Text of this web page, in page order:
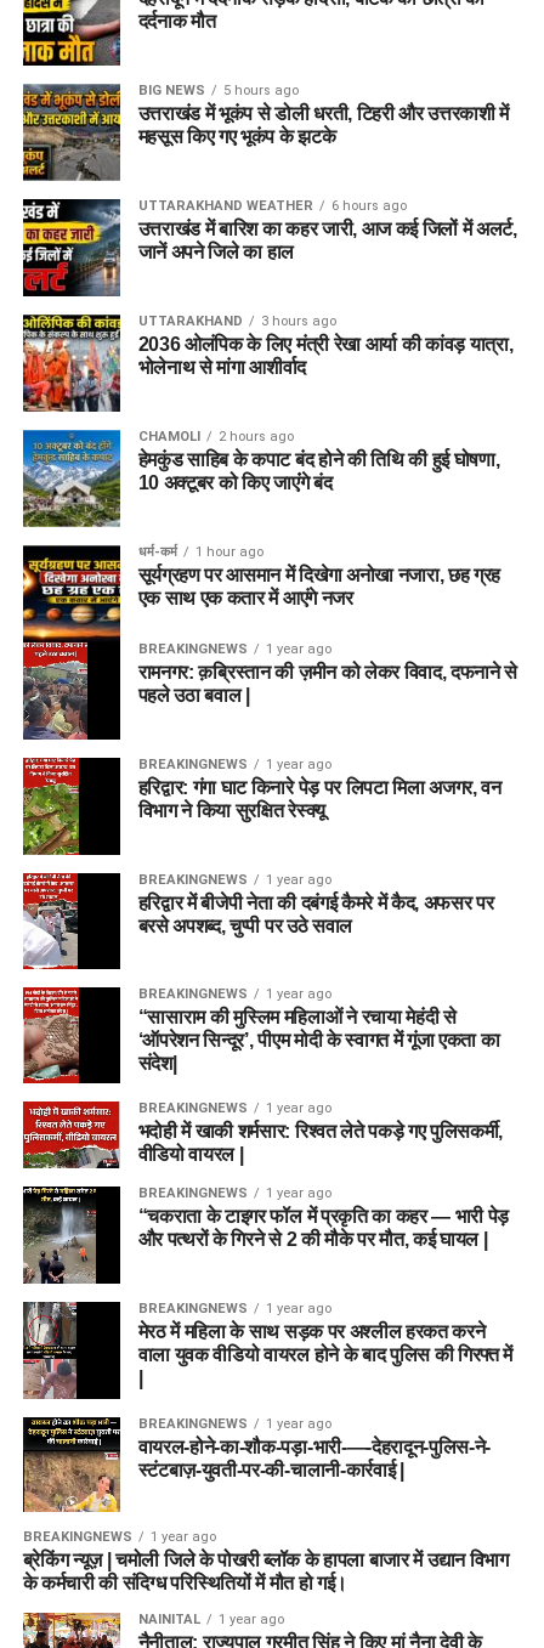
दर्दनाक मौत
BIG NEWS 5 hours ago
उत्तराखंड में भूकंप से डोली धरती, टिहरी और उत्तरकाशी में
महसूस किए गए भूकंप के झटके
UTTARAKHAND WEATHER 6 hours ago
उत्तराखंड में बारिश का कहर जारी, आज कई जिलों में अलर्ट,
जानें अपने जिले का हाल
UTTARAKHAND 3 hours ago
2036 ओलंपिक के लिए मंत्री रेखा आर्या की कांवड़ यात्रा,
भोलेनाथ से मांगा आशीर्वाद
CHAMOLI 2 hours ago
हेमकुंड साहिब के कपाट बंद होने की तिथि की हुई घोषणा,
10 अक्टूबर को किए जाएंंगे बंद
धर्म-कर्म 1 hour ago
सूर्यग्रहण पर आसमान में दिखेगा अनोखा नजारा, छह ग्रह
एक साथ एक कतार में आएंगे नजर
BREAKINGNEWS 1 year ago
रामनगर: क़ब्रिस्तान की ज़मीन को लेकर विवाद, दफनाने से
पहले उठा बवाल |
BREAKINGNEWS 1 year ago
हरिद्वार: गंगा घाट किनारे पेड़ पर लिपटा मिला अजगर, वन
विभाग ने किया सुरक्षित रेस्क्यू
BREAKINGNEWS 1 year ago
हरिद्वार में बीजेपी नेता की दबंगई कैमरे में कैद, अफसर पर
बरसे अपशब्द, चुप्पी पर उठे सवाल
BREAKINGNEWS 1 year ago
“सासाराम की मुस्लिम महिलाओं ने रचाया मेहंदी से
‘ऑपरेशन सिन्दूर’, पीएम मोदी के स्वागत में गूंजा एकता का
संदेश|
BREAKINGNEWS 1 year ago
भदोही में खाकी शर्मसार: रिश्वत लेते पकड़े गए पुलिसकर्मी,
वीडियो वायरल |
BREAKINGNEWS 1 year ago
“चकराता के टाइगर फॉल में प्रकृति का कहर — भारी पेड़
और पत्थरों के गिरने से 2 की मौके पर मौत, कई घायल |
BREAKINGNEWS 1 year ago
मेरठ में महिला के साथ सड़क पर अश्लील हरकत करने
वाला युवक वीडियो वायरल होने के बाद पुलिस की गिरफ्त में
BREAKINGNEWS 1 year ago
वायरल-होने-का-शौक-पड़ा-भारी-—-देहरादून-पुलिस-ने-
स्टंटबाज़-युवती-पर-की-चालानी-कार्रवाई |
BREAKINGNEWS 1 year ago
ब्रेकिंग न्यूज़ | चमोली जिले के पोखरी ब्लॉक के हापला बाजार में उद्यान विभाग
के कर्मचारी की संदिग्ध परिस्थितियों में मौत हो गई।
NAINITAL 1 year ago
नैनीताल: राज्यपाल गुरमीत सिंह ने किए मां नैना देवी के